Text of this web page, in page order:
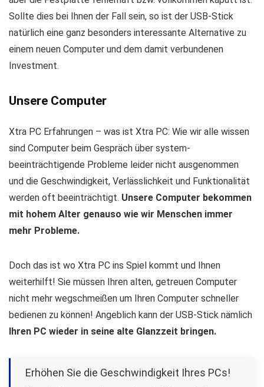
Sollte dies bei Ihnen der Fall sein, so ist der USB-Stick
natürlich eine ganz besonders interessante Alternative zu
einem neuen Computer und dem damit verbundenen
Investment.
Unsere Computer
Xtra PC Erfahrungen – was ist Xtra PC: Wie wir alle wissen
sind Computer beim Gespräch über system-
beeinträchtigende Probleme leider nicht ausgenommen
und die Geschwindigkeit, Verlässlichkeit und Funktionalität
werden oft beeinträchtigt. Unsere Computer bekommen
mit hohem Alter genauso wie wir Menschen immer
mehr Probleme.
Doch das ist wo Xtra PC ins Spiel kommt und Ihnen
weiterhilft! Sie müssen Ihren alten, getreuen Computer
nicht mehr wegschmeißen um Ihren Computer schneller
bedienen zu können! Angeblich kann der USB-Stick nämlich
Ihren PC wieder in seine alte Glanzzeit bringen.
Erhöhen Sie die Geschwindigkeit Ihres PCs!